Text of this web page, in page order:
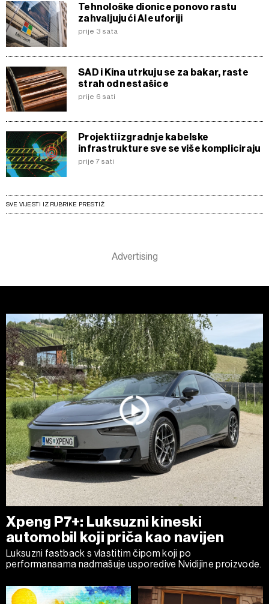
Tehnološke dionice ponovo rastu
zahvaljujući AI euforiji
prije 3 sata
SAD i Kina utrkuju se za bakar, raste
strah od nestašice
prije 6 sati
Projekti izgradnje kabelske
infrastrukture sve se više kompliciraju
prije 7 sati
SVE VIJESTI IZ RUBRIKE PRESTIŽ
Xpeng P7+: Luksuzni kineski
automobil koji priča kao navijen
Luksuzni fastback s vlastitim čipom koji po
performansama nadmašuje usporedive Nvidijine proizvode.